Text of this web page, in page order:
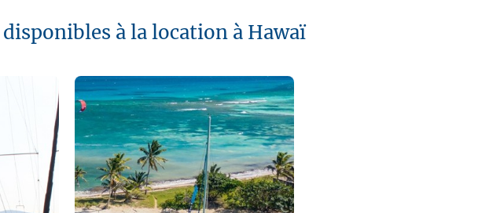
à la location à Hawaï